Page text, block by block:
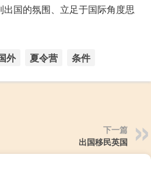
国的氛围、立足于国际角度思
外 夏令营 条件
下一篇
出国移民英国